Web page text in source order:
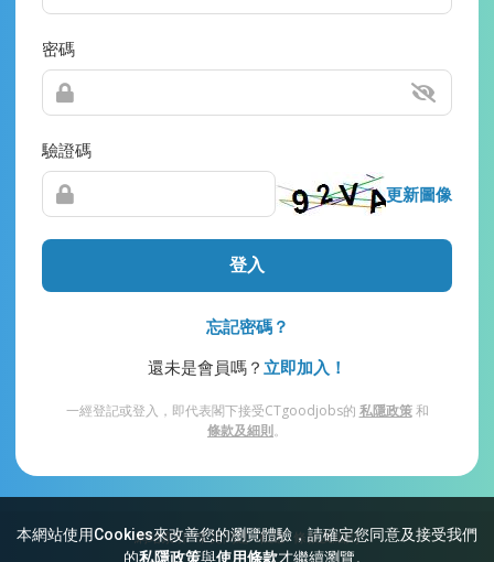
本網站使用Cookies來改善您的瀏覽體驗，請確定您同意及接受我們
的私隱政策與使用條款才繼續瀏覽。
密碼
驗證碼
更新圖像
登入
忘記密碼？
還未是會員嗎？ 立即加入！
一經登記或登入，即代表閣下接受CTgoodjobs的 私隱政策和
條款及細則。
網站索引 常見問題 私隱 條款及細則